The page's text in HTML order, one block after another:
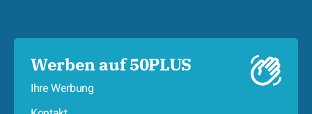
Werben auf 50PLUS
Ihre Werbung